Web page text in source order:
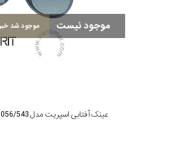
موجود نیست موجود شد
عینک آفتابی اسپریت مدل ET40056/543